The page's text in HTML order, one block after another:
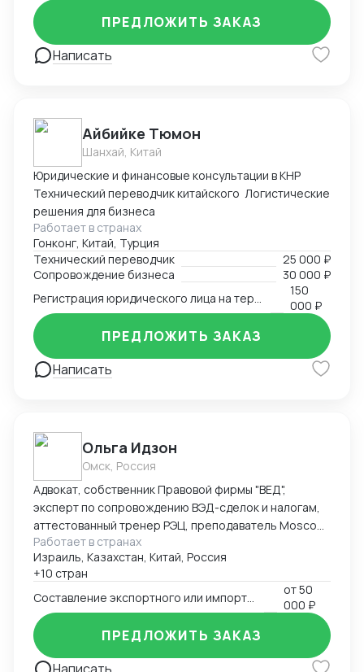
Написать
ПРЕДЛОЖИТЬ ЗАКАЗ
Айбийке Тюмон
Шанхай, Китай
Юридические и финансовые консультации в КНР
Технический переводчик китайского Логистические
решения для бизнеса
Работает в странах
Гонконг, Китай, Турция
Технический переводчик
25 000 ₽
Сопровождение бизнеса
30 000 ₽
150
000 ₽
Написать
ПРЕДЛОЖИТЬ ЗАКАЗ
Ольга Идзон
Омск, Россия
Адвокат, собственник Правовой фирмы "ВЕД",
эксперт по сопровождению ВЭД-сделок и налогам,
аттестованный тренер РЭЦ, преподаватель Moscow
Digital School. Неоднократно признана одним из
лучших юристов по ВЭД рейтингом юристов России
Право.ру-300, Коммерсантъ. Деятельность фирмы
"ВЕД" по направлению ВЭД отмечена Forbes Legal.
Работает в странах
Израиль, Казахстан, Китай, Россия
+10 стран
от50
000 ₽
ПРЕДЛОЖИТЬ ЗАКАЗ